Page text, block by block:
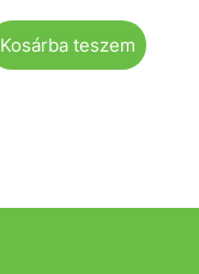
Kosárba teszem